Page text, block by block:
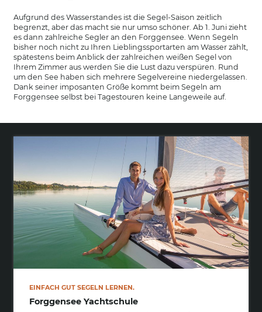
Aufgrund des Wasserstandes ist die Segel-Saison zeitlich
begrenzt, aber das macht sie nur umso schöner. Ab 1. Juni zieht
es dann zahlreiche Segler an den Forggensee. Wenn Segeln
bisher noch nicht zu Ihren Lieblingssportarten am Wasser zählt,
spätestens beim Anblick der zahlreichen weißen Segel von
Ihrem Zimmer aus werden Sie die Lust dazu verspüren. Rund
um den See haben sich mehrere Segelvereine niedergelassen.
Dank seiner imposanten Größe kommt beim Segeln am
Forggensee selbst bei Tagestouren keine Langeweile auf.
EINFACH GUT SEGELN LERNEN.
Forggensee Yachtschule